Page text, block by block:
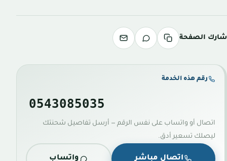
شارك الصفحة
رقم هذه الخدمة
0543085035
اتصال أو واتساب على نفس الرقم — أرسل تفاصيل شحنتك
ليصلك تسعير أدق.
اتصال مباشر واتساب